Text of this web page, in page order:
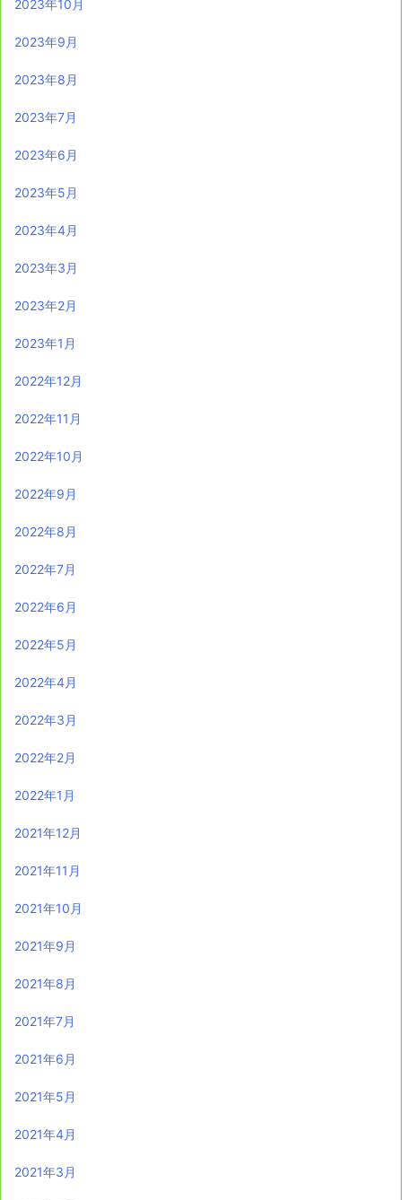
2023年10月
2023年9月
2023年8月
2023年7月
2023年6月
2023年5月
2023年4月
2023年3月
2023年2月
2023年1月
2022年12月
2022年11月
2022年10月
2022年9月
2022年8月
2022年7月
2022年6月
2022年5月
2022年4月
2022年3月
2022年2月
2022年1月
2021年12月
2021年11月
2021年10月
2021年9月
2021年8月
2021年7月
2021年6月
2021年5月
2021年4月
2021年3月